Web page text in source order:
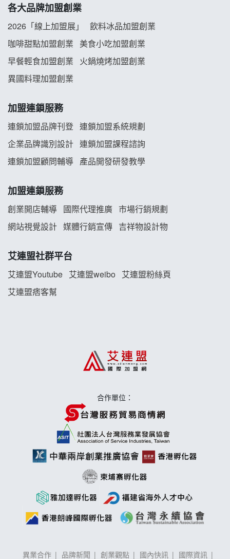
龍涎居好湯加盟說明會
舒油頭加盟說明會
義氣豐發雞加盟說明會
Mr.Wish加盟說明會
雞咕雞咕加盟說明會
TEA TOP加盟說明會
珍好味臭臭鍋加盟說明會
藍象廷泰式火鍋加盟說明會
日十。早午食加盟說明會
莫尼早餐Morni加盟說明會
各大品牌加盟創業
2026「線上加盟展」
飲料冰品加盟創業
咖啡甜點加盟創業
美食小吃加盟創業
早餐輕食加盟創業
火鍋燒烤加盟創業
異國料理加盟創業
加盟連鎖服務
連鎖加盟品牌刊登 連鎖加盟系統規劃
企業品牌識別設計 連鎖加盟課程諮詢
連鎖加盟顧問輔導 產品開發研發教學
加盟連鎖服務
創業開店輔導 國際代理推廣 市場行銷規劃
網站視覺設計 媒體行銷宣傳 吉祥物設計物
艾連盟社群平台
艾連盟Youtube 艾連盟weibo
艾連盟粉絲頁
艾連盟痞客幫
合作單位：
異業合作 品牌新聞 創業觀點 國內快訊 國際資訊